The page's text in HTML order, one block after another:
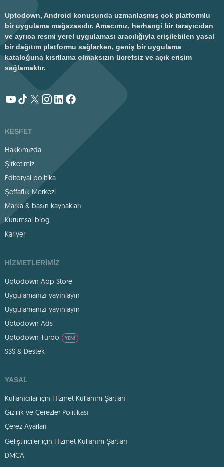
Uptodown, Android konusunda uzmanlaşmış çok platformlu
bir uygulama mağazasıdır. Amacımız, herhangi bir tarayıcıdan
ve ayrıca resmi yerel uygulaması aracılığıyla erişilebilen yasal
bir dağıtım platformu sağlarken, geniş bir uygulama
kataloğuna kısıtlama olmaksızın ücretsiz ve açık erişim
sağlamaktır.
KEŞFET
Hakkımızda
Şirketimiz
Editoryal politika
Şeffaflık Merkezi
Marka & basın kaynakları
Kurumsal blog
Kariyer
HIZMETLERIMIZ
Uptodown App Store
Uygulamanızı yayınlayın
Uygulamanızı yayınlayın
Uptodown Ads
Uptodown Turbo
YENI
SSS & Destek
YASAL
Kullanıcılar için Hizmet Kullanım Şartları
Gizlilik ve Çerezler Politikası
Çerez Ayarları
Geliştiriciler için Hizmet Kullanım Şartları
DMCA